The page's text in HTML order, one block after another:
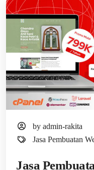
by admin-rakita
Jasa Pembuatan
Jasa